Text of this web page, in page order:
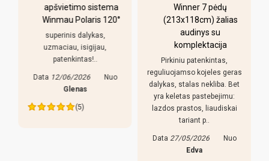
apšvietimo sistema
Winmau Polaris 120°
superinis dalykas,
uzmaciau, isigijau,
patenkintas!..
Data 12/06/2026
Nuo
Glenas
(5)
Winner 7 pėdų
(213x118cm) žalias
audinys su
komplektacija
Pirkiniu patenkintas,
reguliuojamso kojeles geras
dalykas, stalas nekliba. Bet
yra keletas pastebejimu:
lazdos prastos, liaudiskai
tariant p..
Data 27/05/2026
Nuo
Edva